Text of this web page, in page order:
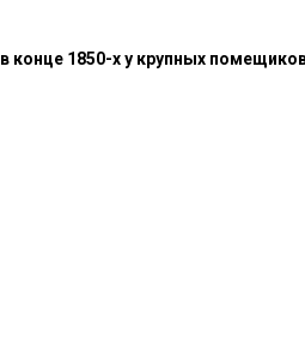
в конце 1850-х у крупных